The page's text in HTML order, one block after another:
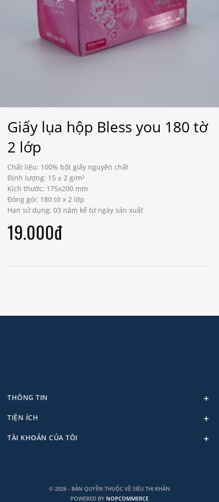
Giấy lụa hộp Bless you 180 tờ
2 lớp
Chất liệu: 100% bột giấy nguyên chất
Định lượng: 15 ± 2 g/m²
Kích thước: 175x200 mm
Đóng gói: 180 tờ x 2 lớp
Hạn sử dụng: 03 năm kể từ ngày sản xuất
19.000đ
THÔNG TIN
TIỆN ÍCH
TÀI KHOẢN CỦA TÔI
© 2026 - BẢN QUYỀN THUỘC VỀ SIÊU THỊ KHĂN
POWERED BY NOPCOMMERCE